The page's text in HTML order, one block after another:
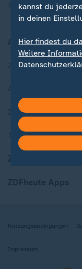
Aktuell bei
Zuletzt
ZDFheute Stories
Themen im
Nutzungsbedingungen
Impressum
kannst du
in deinen
Hier findest du
Weitere